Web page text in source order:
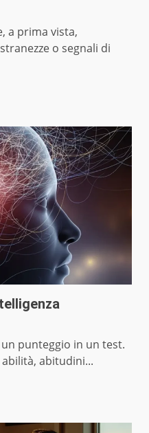
a prima vista,
o segnali di
punteggio in un test.
abitudini...